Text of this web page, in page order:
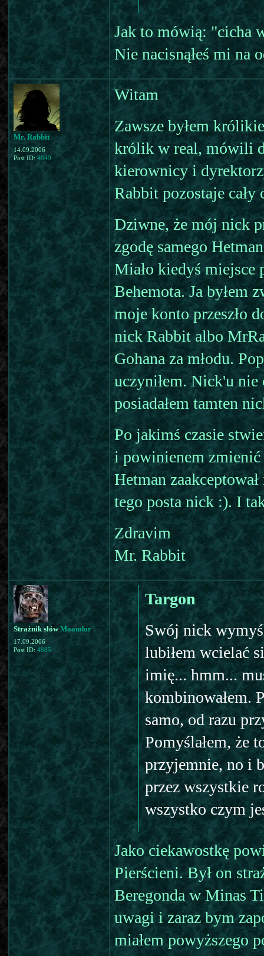
Jak to mówią: "cicha
Nie nacisnąłeś mi na
Mr. Rabbit
14.09.2006
Post ID: 4849
Witam
Zawsze byłem
królik w real, mówili
kierownicy i
Rabbit pozostaje cały
Dziwne, że mój nick
zgodę samego
Miało kiedyś miejsce
Behemota. Ja byłem
moje konto przeszło
nick Rabbit albo
Gohana za młodu.
uczyniłem. Nick'u nie
posiadałem tamten
Po jakimś czasie
i powinienem
Hetman
tego posta nick :). I
Zdravim
Mr. Rabbit
Strażnik słówMoandor
17.09.2006
Post ID: 4885
Targon
Swój nick
lubiłem wcielać
imię... hmm...
kombinowałem.
samo, od razu
Pomyślałem, że
przyjemnie, no i
przez wszystkie
wszystko czym
Jako ciekawostkę
Pierścieni. Był on
Beregonda w Minas
uwagi i zaraz bym
miałem powyższego